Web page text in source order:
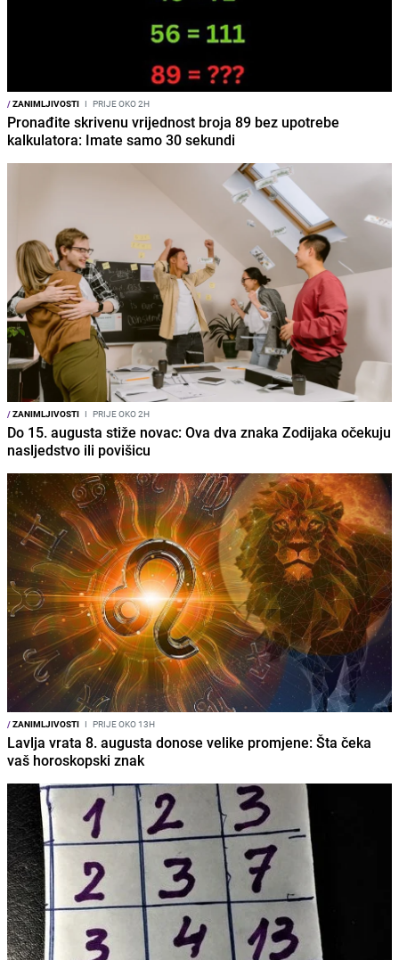
/ZANIMLJIVOSTI I PRIJE OKO 2H
Pronađite skrivenu vrijednost broja 89 bez upotrebe
kalkulatora: Imate samo 30 sekundi
/ZANIMLJIVOSTI I PRIJE OKO 2H
Do 15. augusta stiže novac: Ova dva znaka Zodijaka očekuju
nasljedstvo ili povišicu
/ZANIMLJIVOSTI I PRIJE OKO 13H
Lavlja vrata 8. augusta donose velike promjene: Šta čeka
vaš horoskopski znak